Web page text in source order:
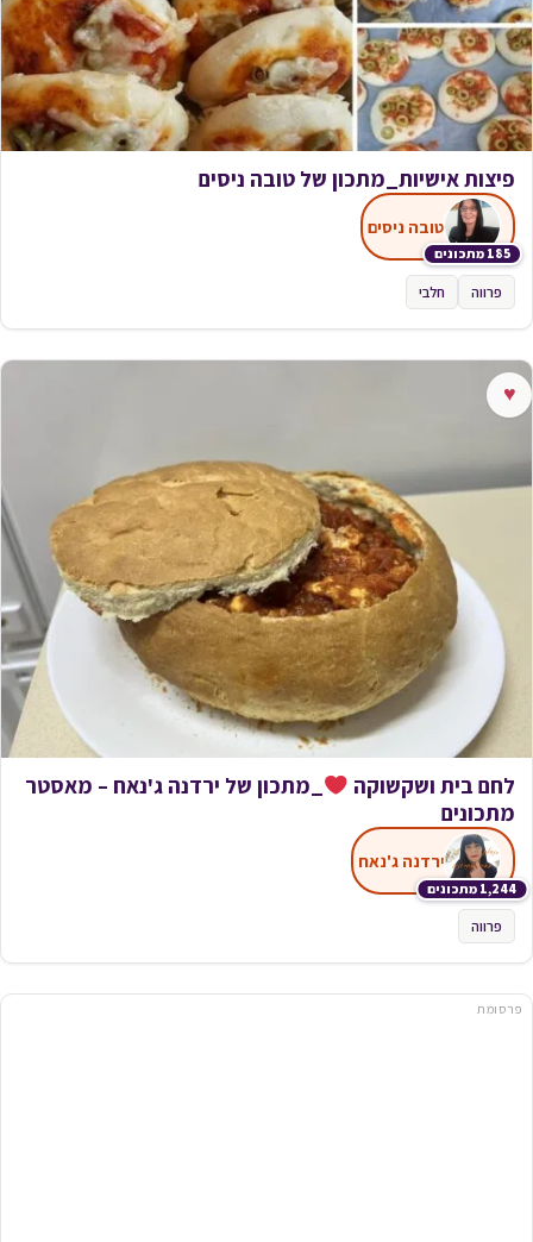
פיצות אישיות_מתכון של טובה ניסים
185 מתכונים
טובה ניסים
פרווה חלבי
♥
לחם בית ושקשוקה
_מתכון של ירדנה ג'נאח – מאסטר
מתכונים
1,244 מתכונים
ירדנה ג'נאח
פרווה
פרסומת